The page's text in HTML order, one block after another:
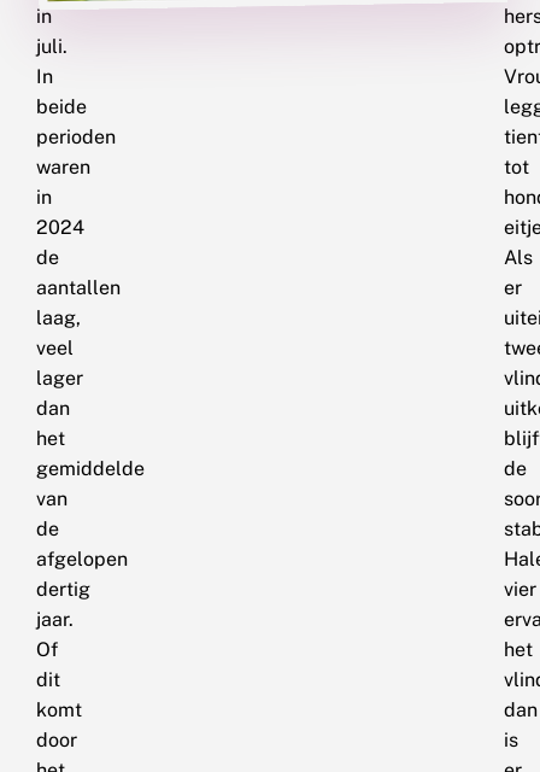
in
juli.
In
beide
perioden
waren
in
2024
de
aantallen
laag,
veel
lager
dan
het
gemiddelde
van
de
afgelopen
dertig
jaar.
Of
dit
komt
door
tot
Als
er
de
vier
het
dan
is